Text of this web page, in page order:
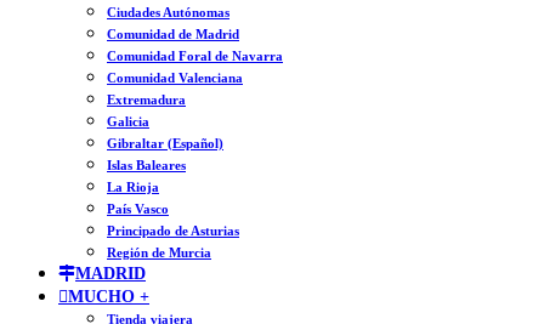
Ciudades Autónomas
Comunidad de Madrid
Comunidad Foral de Navarra
Comunidad Valenciana
Extremadura
Galicia
Gibraltar (Español)
Islas Baleares
La Rioja
País Vasco
Principado de Asturias
Región de Murcia
MADRID
MUCHO +
Tienda viajera